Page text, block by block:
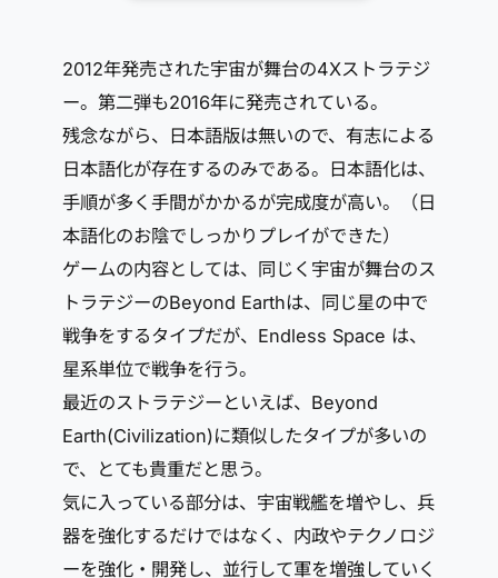
2012年発売された宇宙が舞台の4Xストラテジ
ー。第二弾も2016年に発売されている。
残念ながら、日本語版は無いので、有志による
日本語化が存在するのみである。日本語化は、
手順が多く手間がかかるが完成度が高い。（日
本語化のお陰でしっかりプレイができた）
ゲームの内容としては、同じく宇宙が舞台のス
トラテジーのBeyond Earthは、同じ星の中で
戦争をするタイプだが、Endless Space は、
星系単位で戦争を行う。
最近のストラテジーといえば、Beyond
Earth(Civilization)に類似したタイプが多いの
で、とても貴重だと思う。
気に入っている部分は、宇宙戦艦を増やし、兵
器を強化するだけではなく、内政やテクノロジ
ーを強化・開発し、並行して軍を増強していく